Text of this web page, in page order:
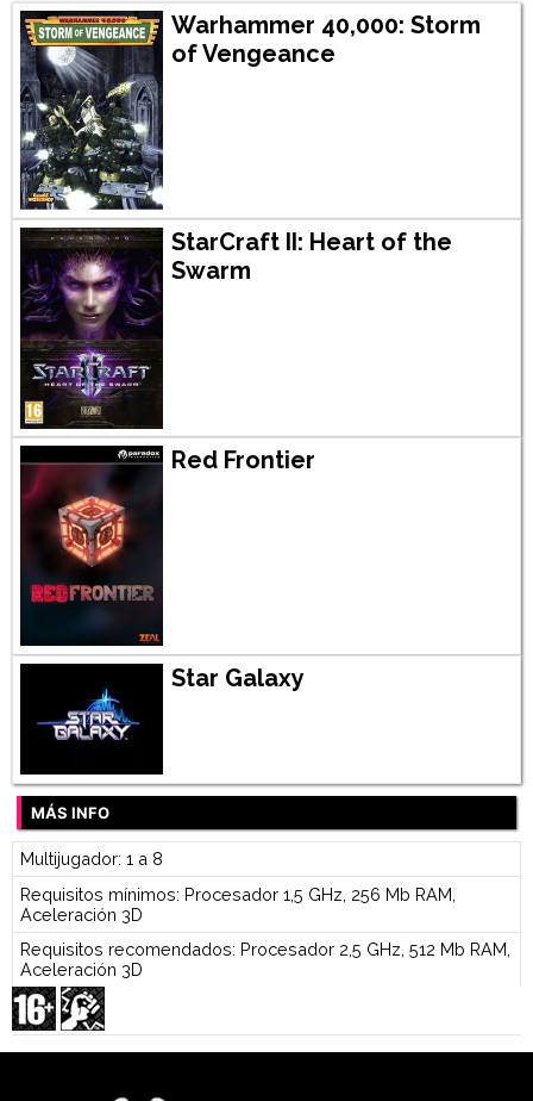
Warhammer 40,000: Storm
of Vengeance
StarCraft II: Heart of the
Swarm
Red Frontier
Star Galaxy
MÁS INFO
Multijugador: 1 a 8
Requisitos mínimos: Procesador 1,5 GHz, 256 Mb RAM,
Aceleración 3D
Requisitos recomendados: Procesador 2,5 GHz, 512 Mb RAM,
Aceleración 3D